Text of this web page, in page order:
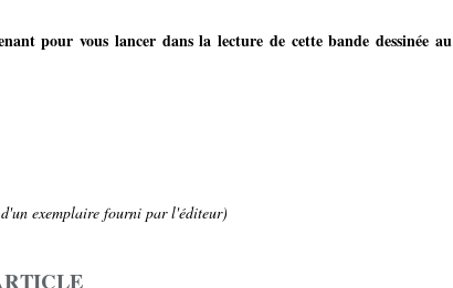
pour vous lancer dans la lecture de cette bande dessinée au
exemplaire fourni par l'éditeur)